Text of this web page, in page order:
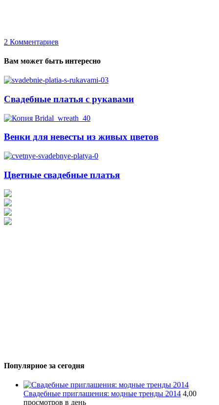
2 Комментариев
Вам может быть интересно
Свадебные платья с рукавами
Венки для невесты из живых цветов
Цветные свадебные платья
Популярное за сегодня
Свадебные приглашения: модные тренды 2014 4,00
просмотров в день